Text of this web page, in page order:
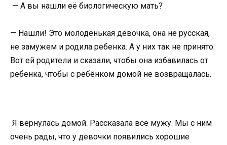
— А вы нашли её биологическую мать?
— Нашли! Это молоденькая девочка, она не русская,
не замужем и родила ребенка. А у них так не принято.
Вот ей родители и сказали, чтобы она избавилась от
ребёнка, чтобы с ребёнком домой не возвращалась.
Я вернулась домой. Рассказала все мужу. Мы с ним
очень рады, что у девочки появились хорошие